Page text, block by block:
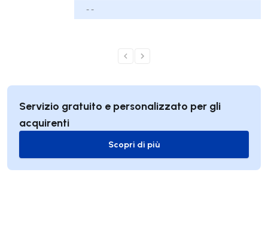
- -
Servizio gratuito e personalizzato per gli
acquirenti
Scopri di più
Scopri di più